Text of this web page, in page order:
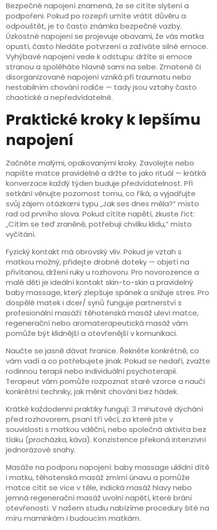
Bezpečné napojení znamená, že se cítíte slyšení a
podpořeni. Pokud po rozepři umíte vrátit důvěru a
odpouštět, je to často známka bezpečné vazby.
Úzkostné napojení se projevuje obavami, že vás matka
opustí, často hledáte potvrzení a zažíváte silné emoce.
Vyhýbavé napojení vede k odstupu: držíte si emoce
stranou a spoléháte hlavně sami na sebe. Zmatené či
disorganizo­vané napojení vzniká při traumatu nebo
nestabilním chování rodiče — tady jsou vztahy často
chaotické a nepředvídatelné.
Praktické kroky k lepšímu
napojení
Začněte malými, opakovanými kroky. Zavolejte nebo
napište matce pravidelně a držte to jako rituál — krátká
konverzace každý týden buduje předvídatelnost. Při
setkání věnujte pozornost tomu, co říká, a vyjadřujte
svůj zájem otázkami typu „Jak ses dnes měla?“ místo
rad od prvního slova. Pokud cítíte napětí, zkuste říct:
„Cítím se teď zraněně, potřebuji chvilku klidu,“ místo
vyčítání.
Fyzický kontakt má obrovský vliv. Pokud je vztah s
matkou možný, přidejte drobné doteky — objetí na
přivítanou, držení ruky u rozhovoru. Pro novorozence a
malé děti je ideální kontakt skin-to-skin a pravidelný
baby massage, který zlepšuje spánek a snižuje stres. Pro
dospělé matek i dcer/ synů funguje partnerství s
profesionální masáží: těhotenská masáž uleví matce,
regenerační nebo aromaterapeutická masáž vám
pomůže být klidnější a otevřenější v komunikaci.
Naučte se jasně dávat hranice. Řekněte konkrétně, co
vám vadí a co potřebujete jinak. Pokud se nedaří, zvažte
rodinnou terapii nebo individuální psychoterapii.
Terapeut vám pomůže rozpoznat staré vzorce a naučí
konkrétní techniky, jak měnit chování bez hádek.
Krátké každodenní praktiky fungují: 3 minutové dýchání
před rozhovorem, psaní tří věcí, za které jste v
souvislosti s matkou vděční, nebo společná aktivita bez
tlaku (procházka, káva). Konzistence překoná intenzivní
jednorázové snahy.
Masáže na podporu napojení: baby massage uklidní dítě
i matku, těhotenská masáž zmírní únavu a pomůže
matce cítit se více v těle, indická masáž hlavy nebo
jemná regenerační masáž uvolní napětí, které brání
otevřenosti. V našem studiu nabízíme procedury šité na
míru maminkám i budoucím matkám.